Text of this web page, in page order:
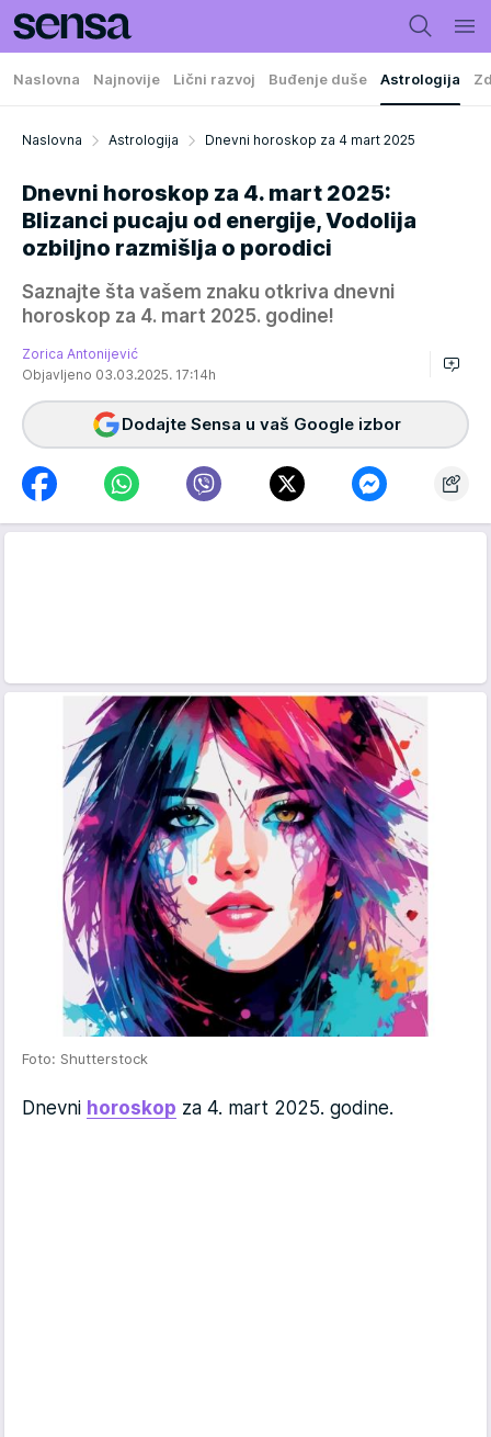
Naslovna Najnovije Lični razvoj Buđenje duše Astrologija
Naslovna Astrologija Dnevni horoskop za 4 mart 2025
Dnevni horoskop za 4. mart 2025:
Blizanci pucaju od energije, Vodolija
ozbiljno razmišlja o porodici
Saznajte šta vašem znaku otkriva dnevni
horoskop za 4. mart 2025. godine!
Zorica Antonijević
Objavljeno 03.03.2025. 17:14h
Dodajte Sensa u vaš Google izbor
Foto: Shutterstock
Dnevni horoskop za 4. mart 2025. godine.